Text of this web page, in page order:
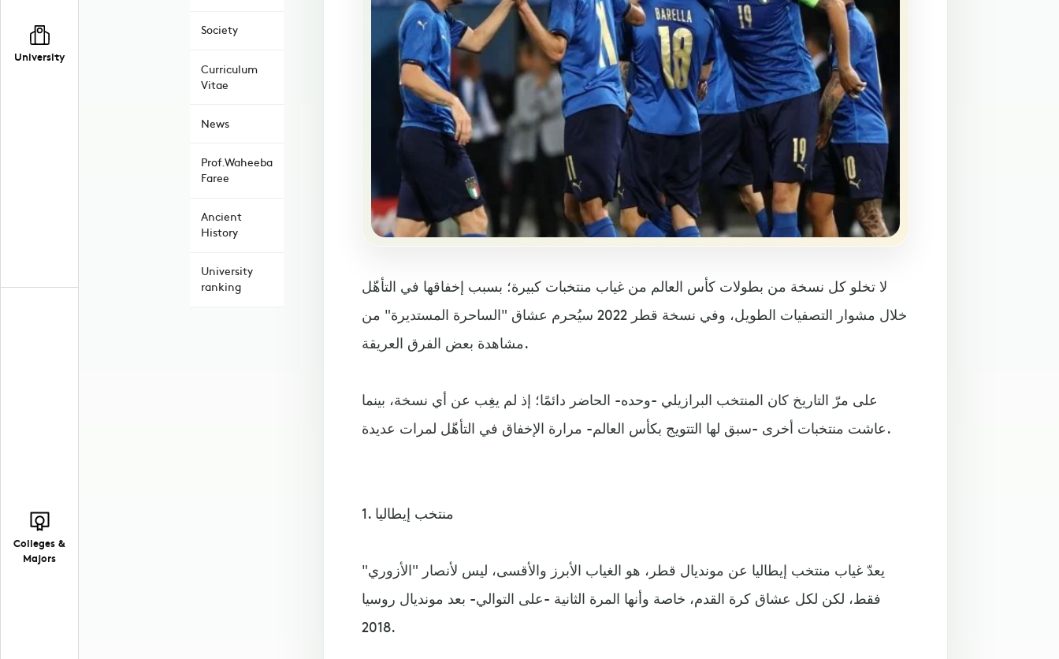
University
Colleges &
Majors
Society
Curriculum
Vitae
News
Prof.Waheeba
Faree
Ancient
History
University
ranking
لا تخلو كل نسخة من بطولات كأس العالم من غياب منتخبات كبيرة؛ بسبب إخفاقها في التأهّل
خلال مشوار التصفيات الطويل، وفي نسخة قطر 2022 سيُحرم عشاق "الساحرة المستديرة" من
مشاهدة بعض الفرق العريقة.
على مرّ التاريخ كان المنتخب البرازيلي -وحده- الحاضر دائمًا؛ إذ لم يغِب عن أي نسخة، بينما
عاشت منتخبات أخرى -سبق لها التتويج بكأس العالم- مرارة الإخفاق في التأهّل لمرات عديدة.
1. منتخب إيطاليا
يعدّ غياب منتخب إيطاليا عن مونديال قطر، هو الغياب الأبرز والأقسى، ليس لأنصار "الأزوري"
فقط، لكن لكل عشاق كرة القدم، خاصة وأنها المرة الثانية -على التوالي- بعد مونديال روسيا
2018.